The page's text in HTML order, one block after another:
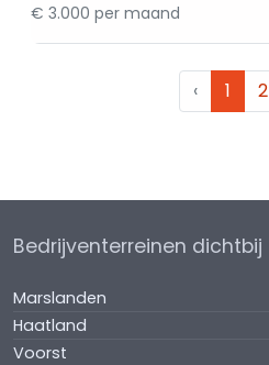
€ 3.000 per maand
‹ 1 2
Bedrijventerreinen dichtbij
Marslanden
Haatland
Voorst